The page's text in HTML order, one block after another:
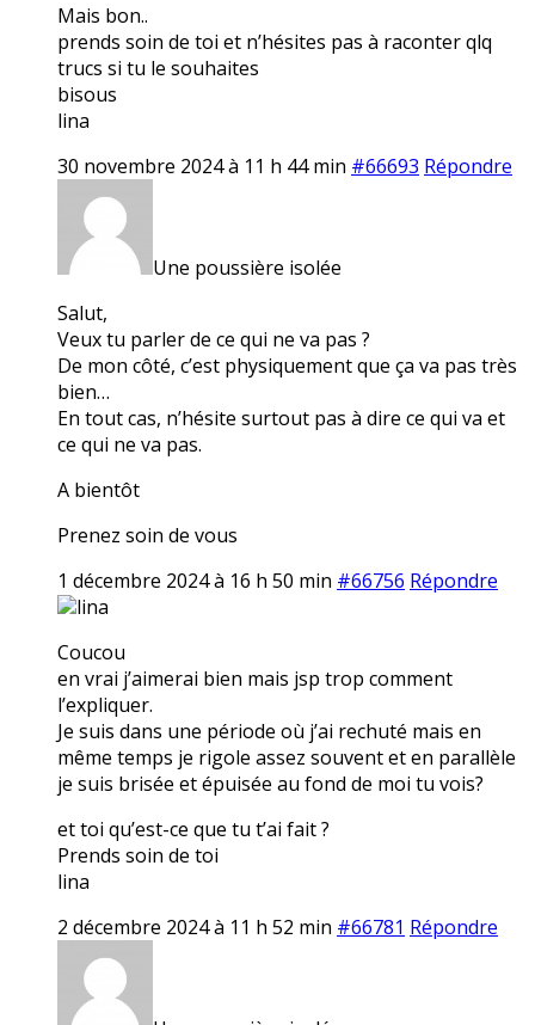
Mais bon..
prends soin de toi et n’hésites pas à raconter qlq
trucs si tu le souhaites
bisous
lina
30 novembre 2024 à 11 h 44 min #66693 Répondre
Une poussière isolée
Salut,
Veux tu parler de ce qui ne va pas ?
De mon côté, c’est physiquement que ça va pas très
bien…
En tout cas, n’hésite surtout pas à dire ce qui va et
ce qui ne va pas.
A bientôt
Prenez soin de vous
1 décembre 2024 à 16 h 50 min #66756 Répondre
lina
Coucou
en vrai j’aimerai bien mais jsp trop comment
l’expliquer.
Je suis dans une période où j’ai rechuté mais en
même temps je rigole assez souvent et en parallèle
je suis brisée et épuisée au fond de moi tu vois?
et toi qu’est-ce que tu t’ai fait ?
Prends soin de toi
lina
2 décembre 2024 à 11 h 52 min #66781 Répondre